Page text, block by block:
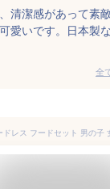
清潔感があって素
愛いです。日本製
全